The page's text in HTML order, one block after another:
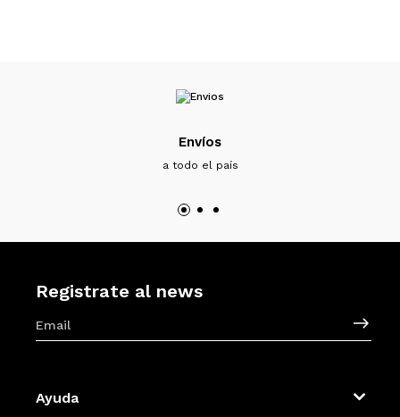
Envíos
a todo el país
Registrate al news
Ayuda